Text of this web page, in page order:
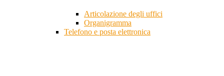
Articolazione degli uffici
Organigramma
Telefono e posta elettronica